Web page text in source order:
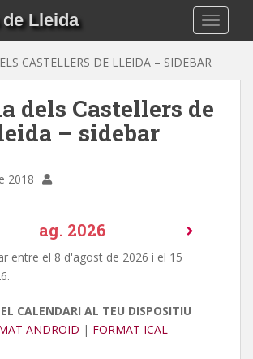
Lleida
CASTELLERS DE LLEIDA – SIDEBAR
dels Castellers de
– sidebar
2018
ag. 2026
entre el 8 d'agost de 2026 i el 15
CALENDARI AL TEU DISPOSITIU
ANDROID | FORMAT ICAL